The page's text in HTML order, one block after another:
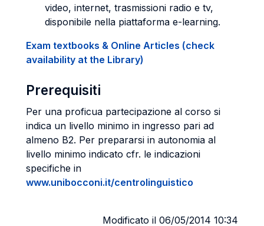
video, internet, trasmissioni radio e tv,
disponibile nella piattaforma e-learning.
Exam textbooks & Online Articles (check
availability at the Library)
Prerequisiti
Per una proficua partecipazione al corso si
indica un livello minimo in ingresso pari ad
almeno B2. Per prepararsi in autonomia al
livello minimo indicato cfr. le indicazioni
specifiche in
www.unibocconi.it/centrolinguistico
Modificato il 06/05/2014 10:34